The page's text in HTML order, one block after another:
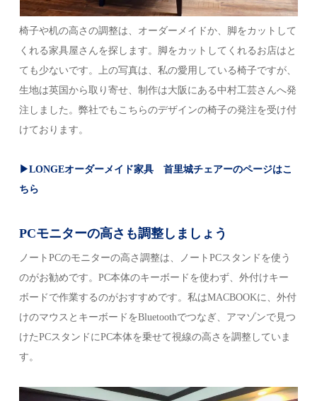
椅子や机の高さの調整は、オーダーメイドか、脚をカットして
くれる家具屋さんを探します。脚をカットしてくれるお店はと
ても少ないです。上の写真は、私の愛用している椅子ですが、
生地は英国から取り寄せ、制作は大阪にある中村工芸さんへ発
注しました。弊社でもこちらのデザインの椅子の発注を受け付
けております。
▶LONGEオーダーメイド家具 首里城チェアーのページはこ
ちら
PCモニターの高さも調整 しましょう
ノートPCのモニターの高さ調整は、ノートPCスタンドを使う
のがお勧めです。PC本体のキーボードを使わず、外付けキー
ボードで作業するのがおすすめです。私はMACBOOKに、外付
けのマウスとキーボードをBluetoothでつなぎ、アマゾンで見つ
けたPCスタンドにPC本体を乗せて視線の高さを調整していま
す。